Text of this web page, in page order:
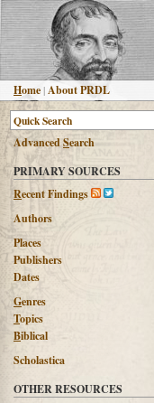
Home |About PRDL
AdvancedSearch
PRIMARY SOURCES
Recent Findings
Authors
Places
Publishers
Dates
Genres
Topics
Biblical
Scholastica
OTHER RESOURCES